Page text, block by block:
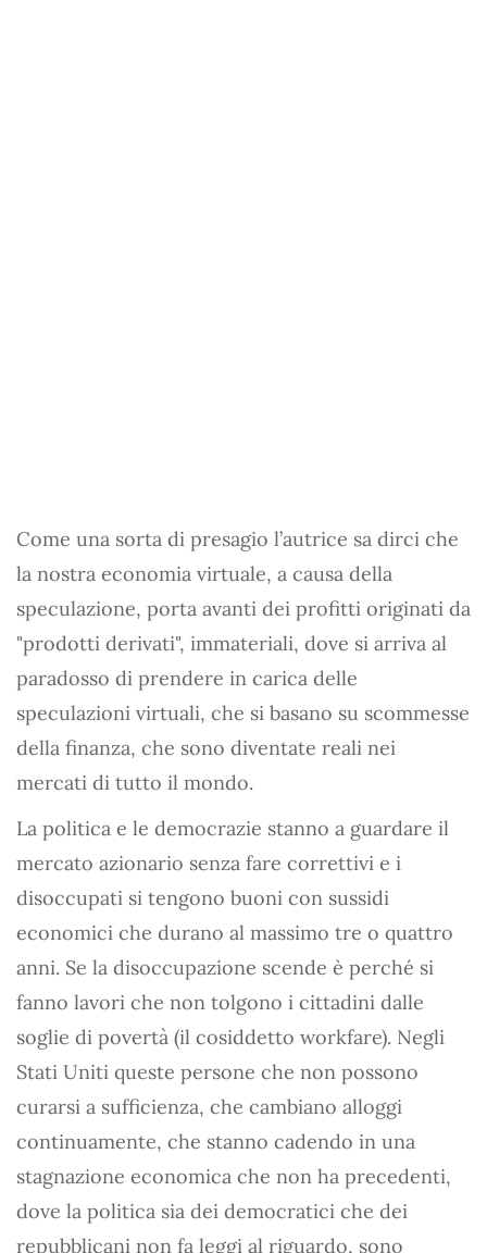
Come una sorta di presagio l’autrice sa dirci che
la nostra economia virtuale, a causa della
speculazione, porta avanti dei profitti originati da
"prodotti derivati", immateriali, dove si arriva al
paradosso di prendere in carica delle
speculazioni virtuali, che si basano su scommesse
della finanza, che sono diventate reali nei
mercati di tutto il mondo.
La politica e le democrazie stanno a guardare il
mercato azionario senza fare correttivi e i
disoccupati si tengono buoni con sussidi
economici che durano al massimo tre o quattro
anni. Se la disoccupazione scende è perché si
fanno lavori che non tolgono i cittadini dalle
soglie di povertà (il cosiddetto workfare). Negli
Stati Uniti queste persone che non possono
curarsi a sufficienza, che cambiano alloggi
continuamente, che stanno cadendo in una
stagnazione economica che non ha precedenti,
dove la politica sia dei democratici che dei
repubblicani non fa leggi al riguardo, sono